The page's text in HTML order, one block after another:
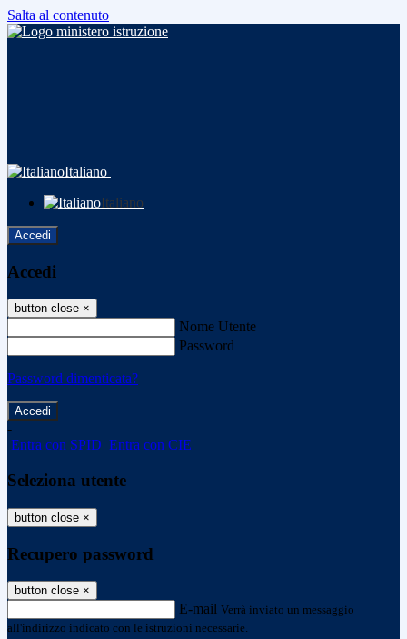
Salta al contenuto
Italiano
Italiano
Accedi
Accedi
button close ×
Nome Utente
Password
Password dimenticata?
-
Entra con SPID Entra con CIE
Seleziona utente
button close ×
Recupero password
button close ×
E-mail Verrà inviato un messaggio
all'indirizzo indicato con le istruzioni necessarie.